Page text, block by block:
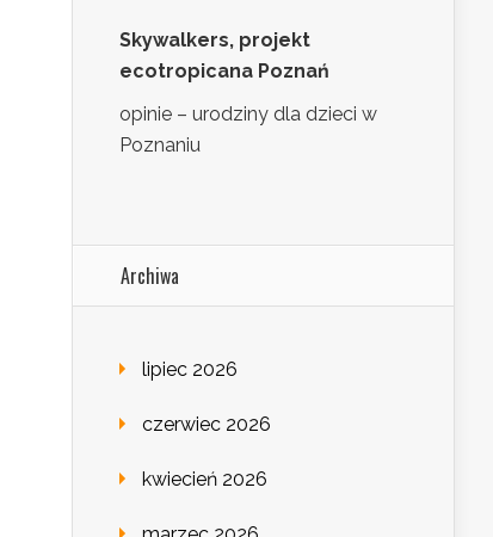
Skywalkers, projekt
ecotropicana Poznań
opinie – urodziny dla dzieci w
Poznaniu
Archiwa
lipiec 2026
czerwiec 2026
kwiecień 2026